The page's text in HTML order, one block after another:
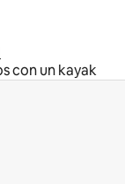
con un kayak